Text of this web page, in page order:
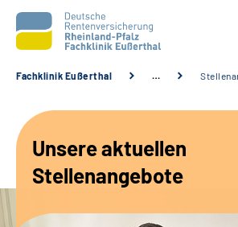
Unsere Angebote
Fachklinik Eußerthal …
Unsere aktuellen
Stellenangebote